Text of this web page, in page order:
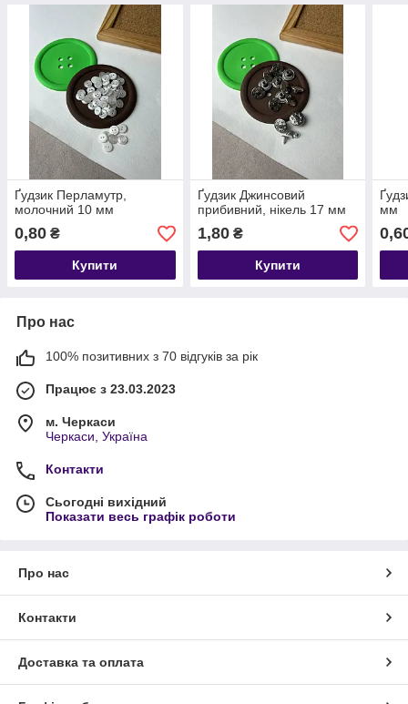
Ґудзик Перламутр,
молочний 10 мм
0,80 ₴
Купити
Ґудзик Джинсовий
прибивний, нікель 17 мм
1,80₴
Купити
мм
Про нас
100% позитивних з 70 відгуків за рік
Працює з 23.03.2023
м. Черкаси
Черкаси, Україна
Контакти
Сьогодні вихідний
Показати весь графік роботи
Про нас
Контакти
Доставка та оплата